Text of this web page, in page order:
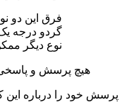
فرق این دو
گردو درجه
نوع دیگر
هیچ پرسش و
پرسش خود را درباره این